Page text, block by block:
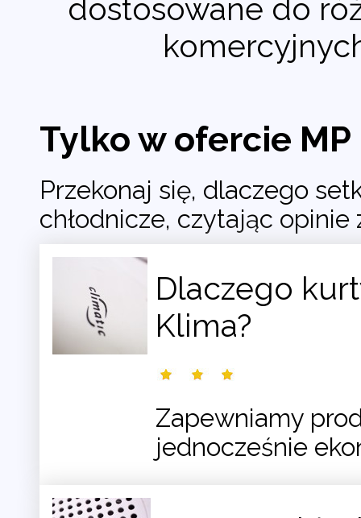
dostosowane do
Tylko w ofercie
Przekonaj się, dlaczego
chłodnicze, czytając
Dlaczego
Klima?
Zapewniamy
jednocześnie